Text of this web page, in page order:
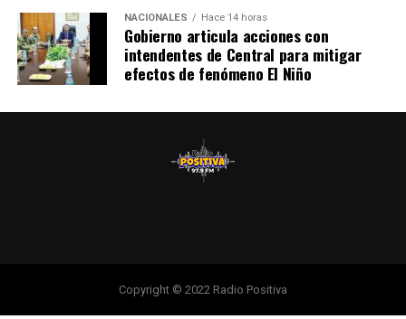
NACIONALES Hace 14 horas
Gobierno articula acciones con
intendentes de Central para mitigar
efectos de fenómeno El Niño
Copyright © 2022 Radio Positiva